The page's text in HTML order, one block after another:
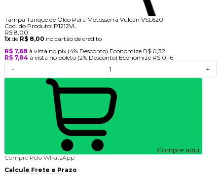
Tampa Tanque de Óleo Para Motosserra Vulcan VSL620
Cod. do Produto: P1212VL
R$ 8,00
1xde R$ 8,00 no cartão de crédito
R$ 7,68 à vista no pix (4% Desconto) Economize R$ 0,32
R$ 7,84 à vista no boleto (2% Desconto) Economize R$ 0,16
- +
Compre aqui
Compre Pelo WhatsApp
Calcule Frete e Prazo